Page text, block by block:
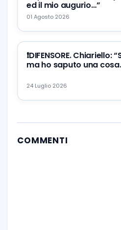
ed il mio augurio…”
01 Agosto 2026
❗️DIFENSORE.
ma ho saputo una
24 Luglio 2026
COMMENTI